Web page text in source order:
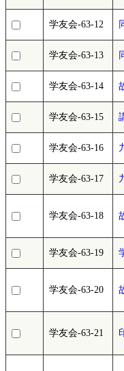
類 学
(1)
同学
学友会-63-12
学友会-63-13
学友会-63-14
学友会-63-15
学友会-63-16
学友会-63-17
学友会-63-18
学友会-63-19
学友会-63-20
学友会-63-21